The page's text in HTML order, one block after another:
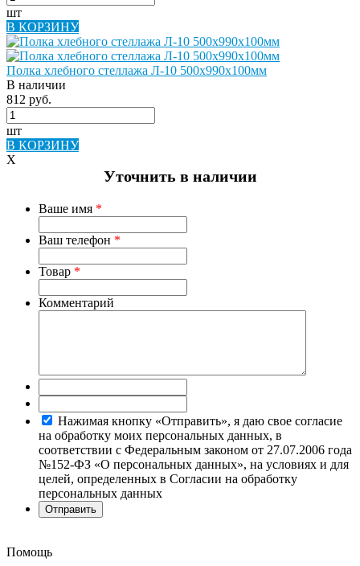
шт
В КОРЗИНУ
Полка хлебного стеллажа Л-10 500х990х100мм
В наличии
812 руб.
шт
В КОРЗИНУ
X
Уточнить в наличии
Ваше имя *
Ваш телефон *
Товар *
Комментарий
Нажимая кнопку «Отправить», я даю свое согласие
на обработку моих персональных данных, в
соответствии с Федеральным законом от 27.07.2006 года
№152-ФЗ «О персональных данных», на условиях и для
целей, определенных в Согласии на обработку
персональных данных
Помощь